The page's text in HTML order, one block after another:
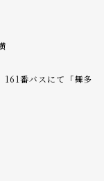
番バスにて「舞多